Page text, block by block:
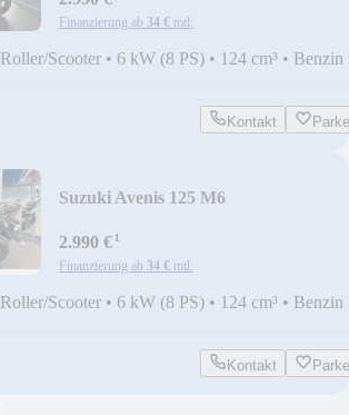
Finanzierung ab 34 € mtl.
Roller/Scooter • 6 kW (8 PS) • 124 cm³ • Benzin
Kontakt
Suzuki Avenis 125 M6
2.990 €¹
Finanzierung ab 34 € mtl.
Roller/Scooter • 6 kW (8 PS) • 124 cm³ • Benzin
Kontakt